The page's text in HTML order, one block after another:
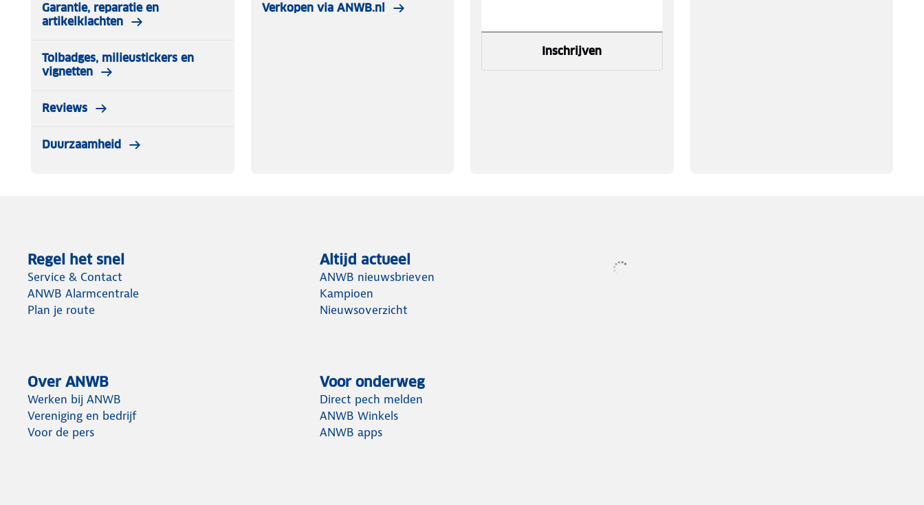
Garantie, reparatie en
artikelklachten
Tolbadges, milieustickers en
vignetten
Reviews
Duurzaamheid
Verkopen via ANWB.nl
Inschrijven
Regel het snel
Service & Contact
ANWB Alarmcentrale
Plan je route
Altijd actueel
ANWB nieuwsbrieven
Kampioen
Nieuwsoverzicht
Over ANWB
Werken bij ANWB
Vereniging en bedrijf
Voor de pers
Voor onderweg
Direct pech melden
ANWB Winkels
ANWB apps